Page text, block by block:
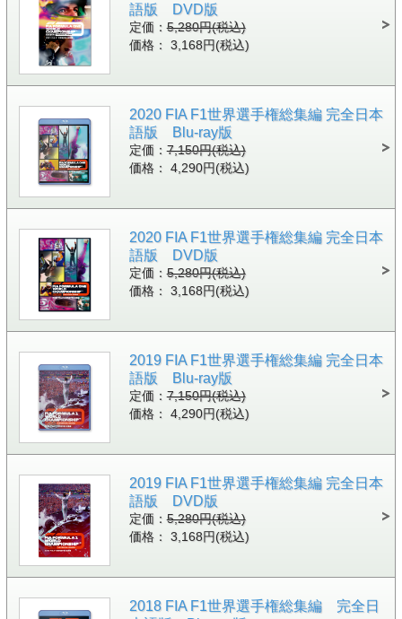
語版 DVD版
定価：5,280円(税込)
価格： 3,168円(税込)
2020 FIA F1世界選手権総集編 完全日本
語版 Blu-ray版
定価：7,150円(税込)
価格： 4,290円(税込)
2020 FIA F1世界選手権総集編 完全日本
語版 DVD版
定価：5,280円(税込)
価格： 3,168円(税込)
2019 FIA F1世界選手権総集編 完全日本
語版 Blu-ray版
定価：7,150円(税込)
価格： 4,290円(税込)
2019 FIA F1世界選手権総集編 完全日本
語版 DVD版
定価：5,280円(税込)
価格： 3,168円(税込)
2018 FIA F1世界選手権総集編 完全日